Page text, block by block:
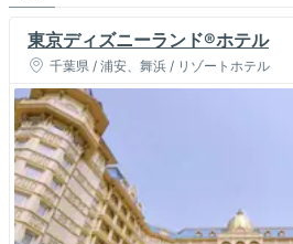
東京ディズニーランド®ホテル
千葉県 / 浦安、舞浜 / リゾートホテル